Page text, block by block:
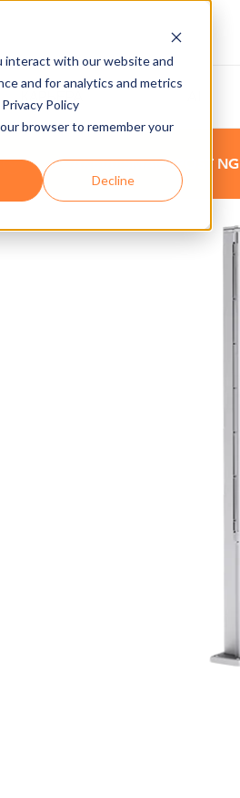
interact with our website and
and for analytics and metrics
Policy
browser to remember your
Decline
КАРЬЕРА
AX500 SMART POST NG